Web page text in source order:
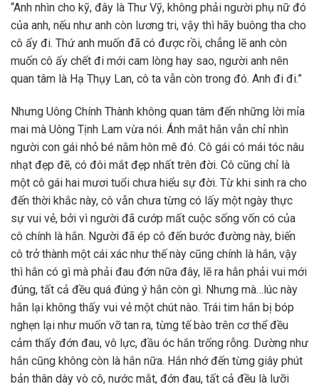
“Anh nhìn cho kỹ, đây là Thư Vỹ, không phải người phụ nữ đó
của anh, nếu như anh còn lương tri, vậy thì hãy buông tha cho
cô ấy đi. Thứ anh muốn đã có được rồi, chẳng lẽ anh còn
muốn cô ấy chết đi mới cam lòng hay sao, người anh nên
quan tâm là Hạ Thụy Lan, cô ta vẫn còn trong đó. Anh đi đi.”
Nhưng Uông Chính Thành không quan tâm đến những lời mỉa
mai mà Uông Tịnh Lam vừa nói. Ánh mắt hắn vẫn chỉ nhìn
người con gái nhỏ bé nằm hôn mê đó. Cô gái có mái tóc nâu
nhạt đẹp đẽ, có đôi mắt đẹp nhất trên đời. Cô cũng chỉ là
một cô gái hai mươi tuổi chưa hiểu sự đời. Từ khi sinh ra cho
đến thời khắc này, cô vẫn chưa từng có lấy một ngày thực
sự vui vẻ, bởi vì người đã cướp mất cuộc sống vốn có của
cô chính là hắn. Người đã ép cô đến bước đường này, biến
cô trở thành một cái xác như thế này cũng chính là hắn, vậy
thì hắn có gì mà phải đau đớn nữa đây, lẽ ra hắn phải vui mới
đúng, tất cả đều quá đúng ý hắn còn gì. Nhưng mà…lúc này
hắn lại không thấy vui vẻ một chút nào. Trái tim hắn bị bóp
nghẹn lại như muốn vỡ tan ra, từng tế bào trên cơ thể đều
cảm thấy đớn đau, vô lực, đầu óc hắn trống rỗng. Dường như
hắn cũng không còn là hắn nữa. Hắn nhớ đến từng giây phút
bản thân dày vò cô, nước mắt, đớn đau, tất cả đều là lưỡi